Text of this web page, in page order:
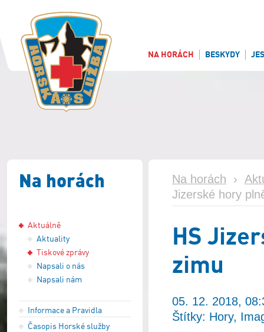
NA HORÁCH BESKYDY
Na horách
Aktuálně
Aktuality
Tiskové zprávy
Napsali o nás
Napsali nám
Informace a Pravidla
Časopis Horské služby
Na horách ›
Jizerské hory
HS
zimu
05. 12. 2018,
Štítky: Hory,